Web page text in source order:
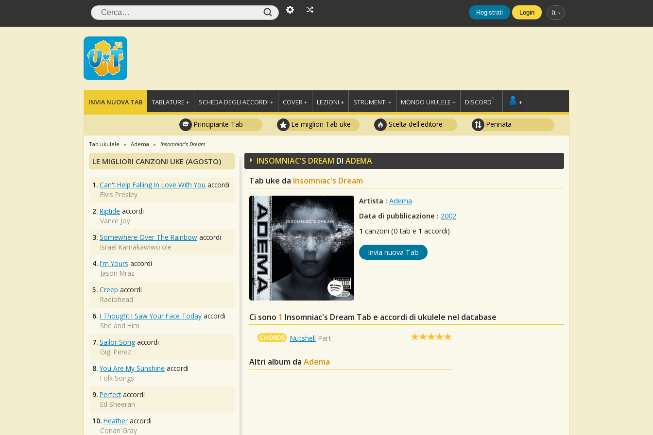
Registrati Login It
INVIA NUOVA TAB TABLATURE + SCHEDA DEGLI ACCORDI + COVER + LEZIONI + STRUMENTI + MONDO UKULELE + DISCORD +
Principiante Tab Le migliori Tab uke Scelta dell'editore Pennata
Tab ukulele Adema Insomniac's Dream
INSOMNIAC'S DREAM DI ADEMA
Tab uke da Insomniac's Dream
Artista : Adema
Data di pubblicazione : 2002
1 canzoni (0 tab e 1 accordi)
Invia nuova Tab
Ci sono 1 Insomniac's Dream Tab e accordi di ukulele nel database
CHORDS Nutshell Part
Altri album daAdema
LE MIGLIORI CANZONI UKE (AGOSTO)
1. Can't Help Falling In Love With You accordi
Elvis Presley
2. Riptide accordi
Vance Joy
3. Somewhere Over The Rainbow accordi
Israel Kamakawiwo'ole
4. I'm Yours accordi
Jason Mraz
5. Creep accordi
Radiohead
6. I Thought I Saw Your Face Today accordi
She and Him
7. Sailor Song accordi
Gigi Perez
8. You Are My Sunshine accordi
Folk Songs
9. Perfectaccordi
Ed Sheeran
10. Heather accordi
Conan Gray